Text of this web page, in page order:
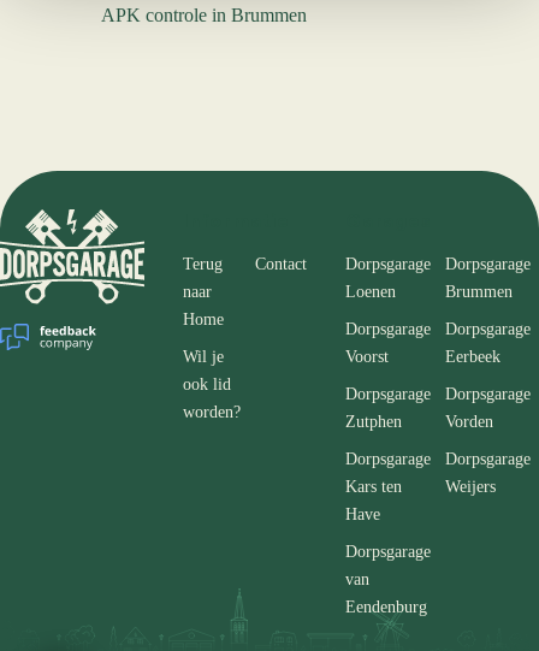
APK controle in Brummen
Terug
naar
Home
Contact
Wil je
ook lid
worden?
Dorpsgarage
Loenen
Dorpsgarage
Brummen
Dorpsgarage
Voorst
Dorpsgarage
Eerbeek
Dorpsgarage
Zutphen
Dorpsgarage
Vorden
Dorpsgarage
Kars ten
Have
Dorpsgarage
Weijers
Dorpsgarage
van
Eendenburg